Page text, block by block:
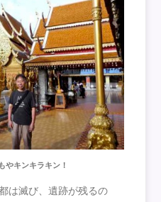
やキンキラキン！
は滅び、遺跡が残るの